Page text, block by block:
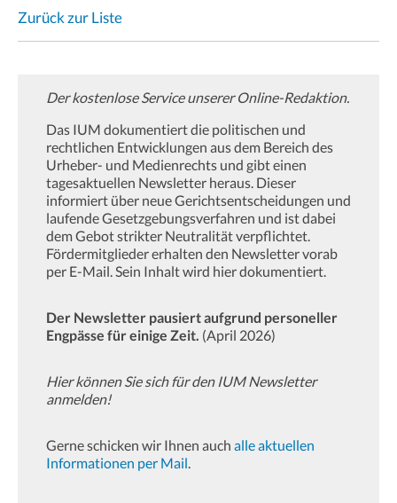
Zurück zur Liste
Der kostenlose Service unserer Online-Redaktion.
Das IUM dokumentiert die politischen und
rechtlichen Entwicklungen aus dem Bereich des
Urheber- und Medienrechts und gibt einen
tagesaktuellen Newsletter heraus. Dieser
informiert über neue Gerichtsentscheidungen und
laufende Gesetzgebungsverfahren und ist dabei
dem Gebot strikter Neutralität verpflichtet.
Fördermitglieder erhalten den Newsletter vorab
per E-Mail. Sein Inhalt wird hier dokumentiert.
Der Newsletter pausiert aufgrund personeller
Engpässe für einige Zeit. (April 2026)
Hier können Sie sich für den IUM Newsletter
anmelden!
Gerne schicken wir Ihnen auch alle aktuellen
Informationen per Mail.